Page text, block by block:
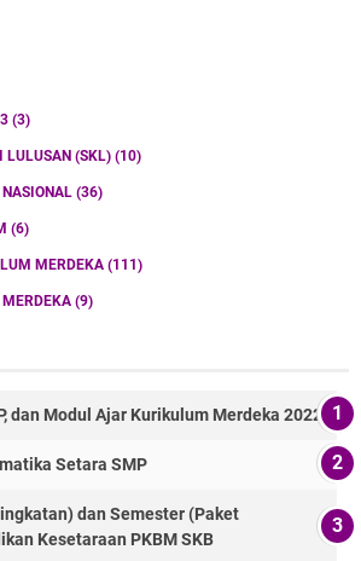
(3)
LULUSAN (SKL) (10)
(36)
(6)
MERDEKA (111)
(9)
dan Modul Ajar Kurikulum Merdeka 2022
Setara SMP
dan Semester (Paket
Kesetaraan PKBM SKB